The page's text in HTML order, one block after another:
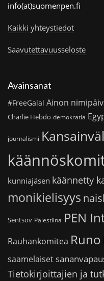
info(at)suomenpen.fi
Kaikki yhteystiedot
Saavutettavuusseloste
Avainsanat
#FreeGalal Ainon
Charlie Hebdo demokratia
journalismi
kunniajäsen käännetty
monikielisyys
Sentsov Palestiina PEN
Rauhankomitea Runo
saamelaiset
Tietokirjoittajien ja